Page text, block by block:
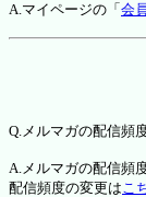
A.マイページの「 会
Q.メルマガの配信頻
A.メルマガの配信頻
配信頻度の変更はこ